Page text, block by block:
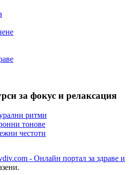
за фокус и релаксация
ритми
тонове
честоти
- Онлайн портал за здраве и